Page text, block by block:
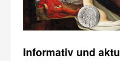
Informativ und